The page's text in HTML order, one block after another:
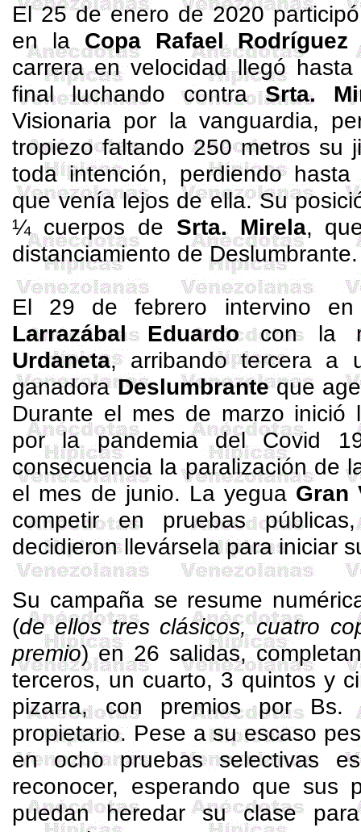
El 25 de enero de 2020
en la Copa Rafael Rodríguez
carrera en velocidad llegó
final luchando contraSrta.
Visionaria por la vanguardia,
tropiezo faltando 250 metros su
toda intención, perdiendo
que venía lejos de ella. Su
¼ cuerpos de Srta. Mirela,
distanciamiento de Deslumbrante.
El 29 de febrero intervino
Larrazábal Eduardocon la
Urdaneta, arribando tercera a
ganadoraDeslumbranteque
Durante el mes de marzo inició
por la pandemia delCovid
consecuencia la paralización de
el mes de junio. La yeguaGran
competir en pruebas
decidieron llevársela para iniciar
Su campaña se resume
(de ellos tres clásicos, cuatro
premio) en 26 salidas,
terceros, un cuarto, 3 quintos y
pizarra, con premios por Bs.
propietario. Pese a su escaso
en ocho pruebas selectivas
reconocer, esperando que sus
puedan heredar su clase